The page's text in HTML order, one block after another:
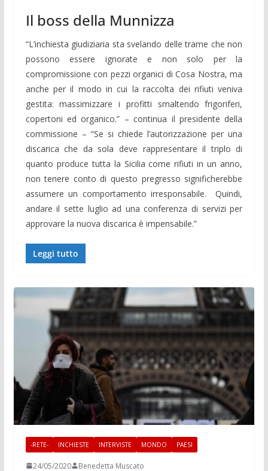
Il boss della Munnizza
“L’inchiesta giudiziaria sta svelando delle trame che non
possono essere ignorate e non solo per la
compromissione con pezzi organici di Cosa Nostra, ma
anche per il modo in cui la raccolta dei rifiuti veniva
gestita: massimizzare i profitti smaltendo frigoriferi,
copertoni ed organico.” – continua il presidente della
commissione – “Se si chiede l’autorizzazione per una
discarica che da sola deve rappresentare il triplo di
quanto produce tutta la Sicilia come rifiuti in un anno,
non tenere conto di questo pregresso significherebbe
assumere un comportamento irresponsabile. Quindi,
andare il sette luglio ad una conferenza di servizi per
approvare la nuova discarica è impensabile.”
Leggi tutto
-RETE- INCHIESTE INTERVISTE MONDO PAESI
24/05/2020 Benedetta Muscato